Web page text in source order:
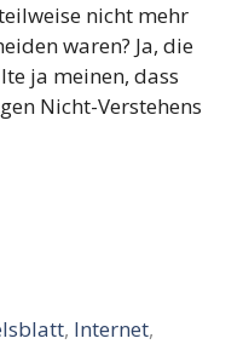
nicht mehr
waren? Ja, die
ja meinen, dass
Nicht-Verstehens
, Internet,